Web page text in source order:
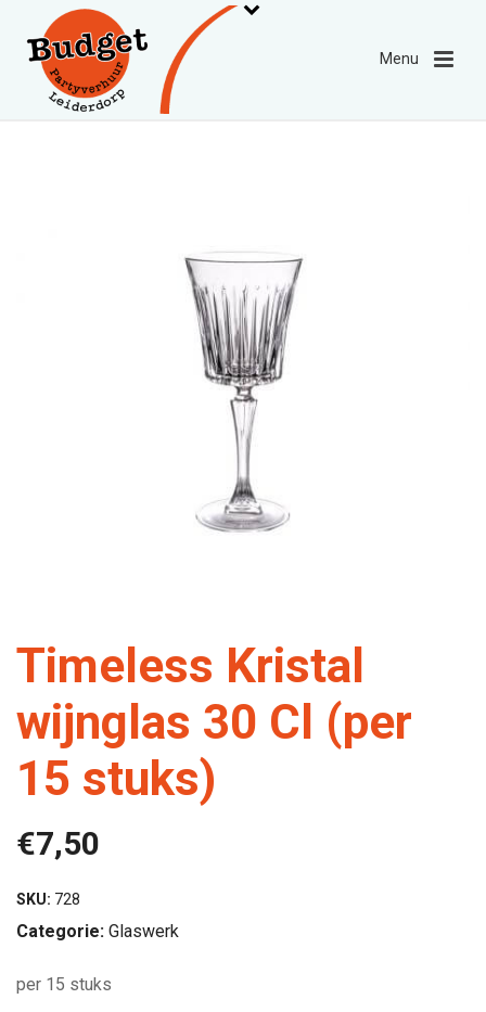
Timeless Kristal
wijnglas 30 Cl (per
15 stuks)
€7,50
SKU: 728
Categorie: Glaswerk
per 15 stuks